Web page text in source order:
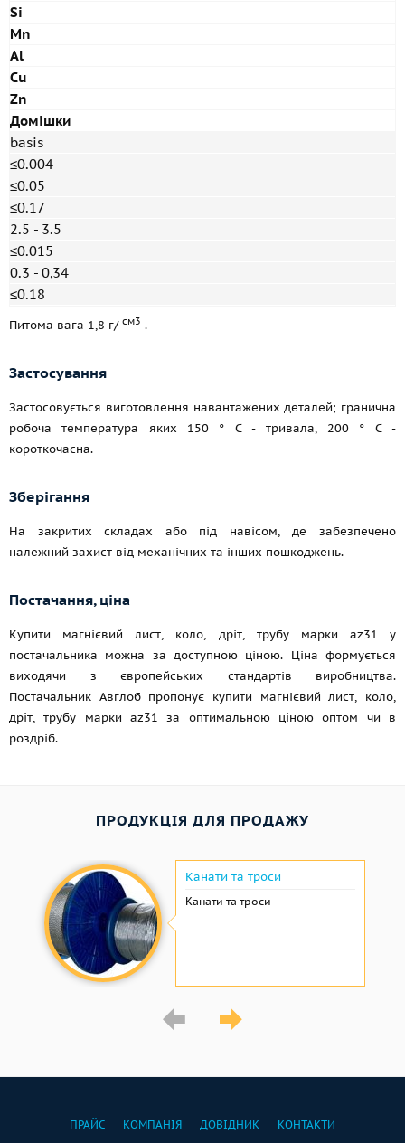
Si
Mn
Al
Cu
Zn
Домішки
basis
≤0.004
≤0.05
≤0.17
2.5 - 3.5
≤0.015
0.3 - 0,34
≤0.18
Питома вага 1,8 г/ см3 .
Застосування
Застосовується виготовлення навантажених деталей; гранична
робоча температура яких 150 ° C - тривала, 200 ° C -
короткочасна.
Зберігання
На закритих складах або під навісом, де забезпечено
належний захист від механічних та інших пошкоджень.
Постачання, ціна
Купити магнієвий лист, коло, дріт, трубу марки az31 у
постачальника можна за доступною ціною. Ціна формується
виходячи з європейських стандартів виробництва.
Постачальник Авглоб пропонує купити магнієвий лист, коло,
дріт, трубу марки az31 за оптимальною ціною оптом чи в
роздріб.
ПРОДУКЦІЯ ДЛЯ ПРОДАЖУ
Канати та троси
Канати та троси
ПРАЙС КОМПАНІЯ ДОВІДНИК КОНТАКТИ